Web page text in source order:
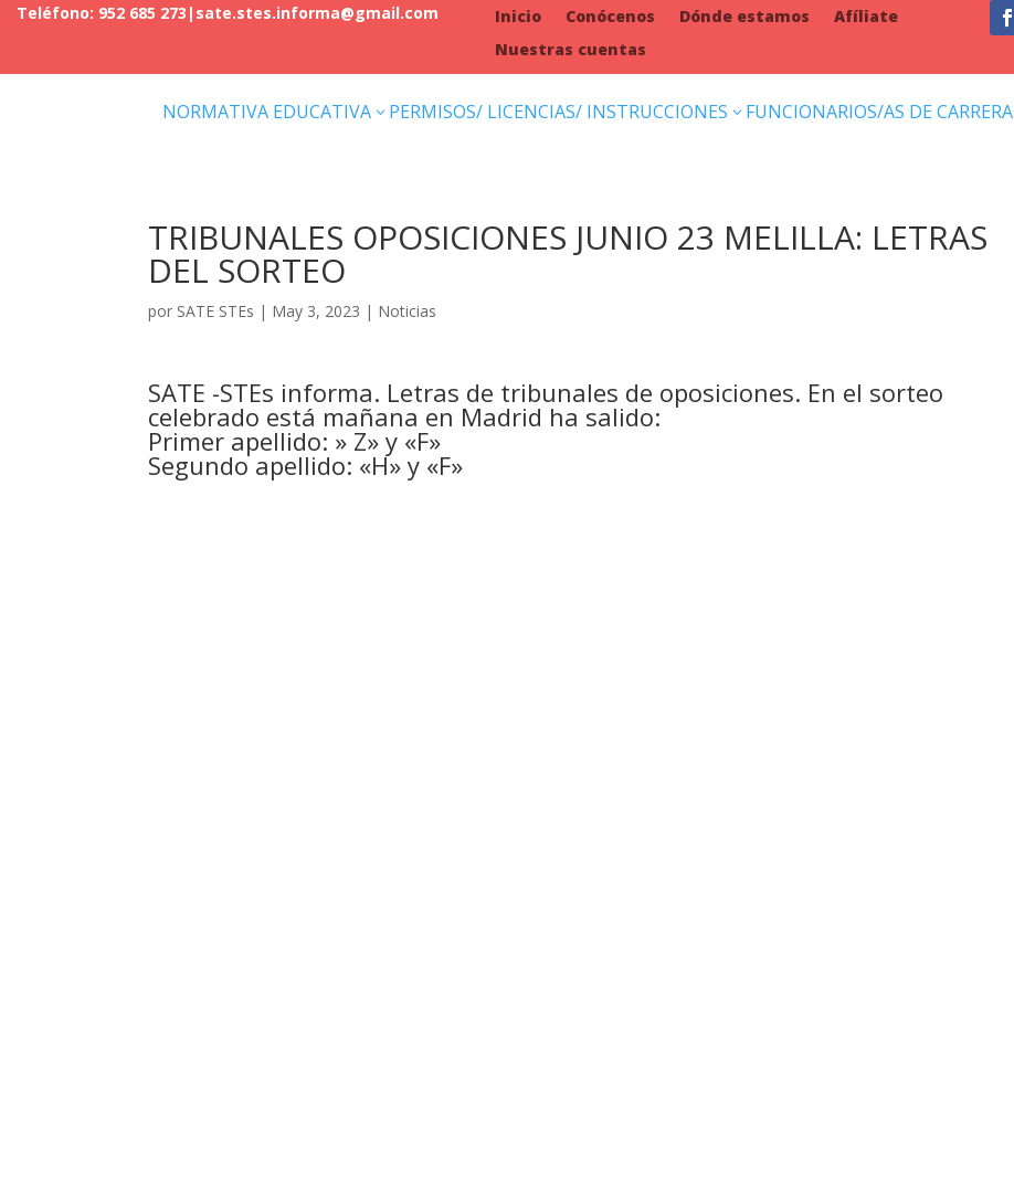
Teléfono: 952 685 273 | sate.stes.informa@gmail.com Inicio Conócenos Dónde estamos
Afíliate
Nuestras cuentas
NORMATIVA EDUCATIVA 3 PERMISOS/ LICENCIAS/ INSTRUCCIONES 3 FUNCIONARIOS/AS DE CARRERA
TRIBUNALES OPOSICIONES JUNIO 23 MELILLA: LETRAS
DEL SORTEO
por SATE STEs | May 3, 2023 | Noticias
SATE -STEs informa. Letras de tribunales de oposiciones. En el sorteo
celebrado está mañana en Madrid ha salido:
Primer apellido: » Z» y «F»
Segundo apellido: «H» y «F»